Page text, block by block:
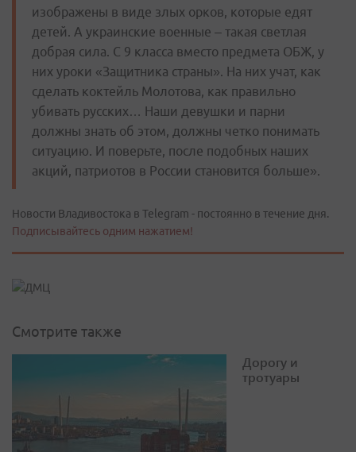
изображены в виде злых орков, которые едят
детей. А украинские военные – такая светлая
добрая сила. С 9 класса вместо предмета ОБЖ, у
них уроки «Защитника страны». На них учат, как
сделать коктейль Молотова, как правильно
убивать русских… Наши девушки и парни
должны знать об этом, должны четко понимать
ситуацию. И поверьте, после подобных наших
акций, патриотов в России становится больше».
Новости Владивостока в Telegram - постоянно в течение дня.
Подписывайтесь одним нажатием!
Смотрите также
Дорогу и
тротуары